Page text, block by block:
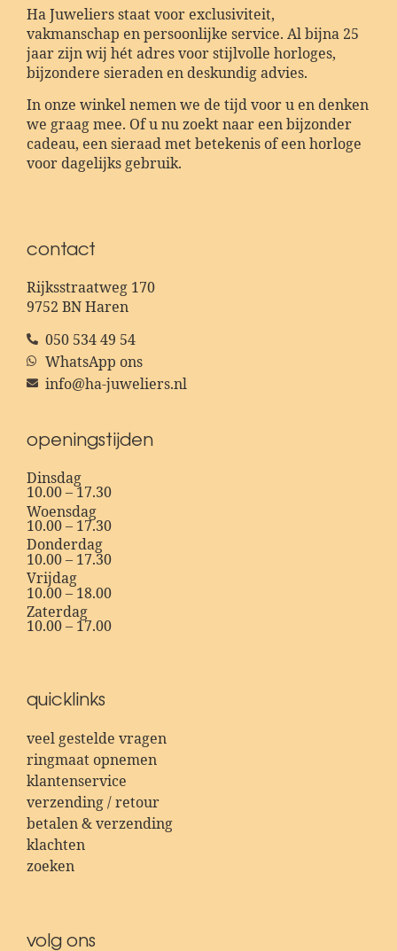
Ha Juweliers staat voor exclusiviteit,
vakmanschap en persoonlijke service. Al bijna 25
jaar zijn wij hét adres voor stijlvolle horloges,
bijzondere sieraden en deskundig advies.
In onze winkel nemen we de tijd voor u en denken
we graag mee. Of u nu zoekt naar een bijzonder
cadeau, een sieraad met betekenis of een horloge
voor dagelijks gebruik.
contact
Rijksstraatweg 170
9752 BN Haren
050 534 49 54
WhatsApp ons
info@ha-juweliers.nl
openingstijden
Dinsdag
10.00 – 17.30
Woensdag
10.00 – 17.30
Donderdag
10.00 – 17.30
Vrijdag
10.00 – 18.00
Zaterdag
10.00 – 17.00
quicklinks
veel gestelde vragen
ringmaat opnemen
klantenservice
verzending / retour
betalen & verzending
klachten
zoeken
volg ons